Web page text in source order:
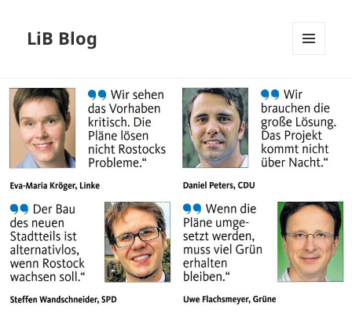
LiB Blog
WIDGETS